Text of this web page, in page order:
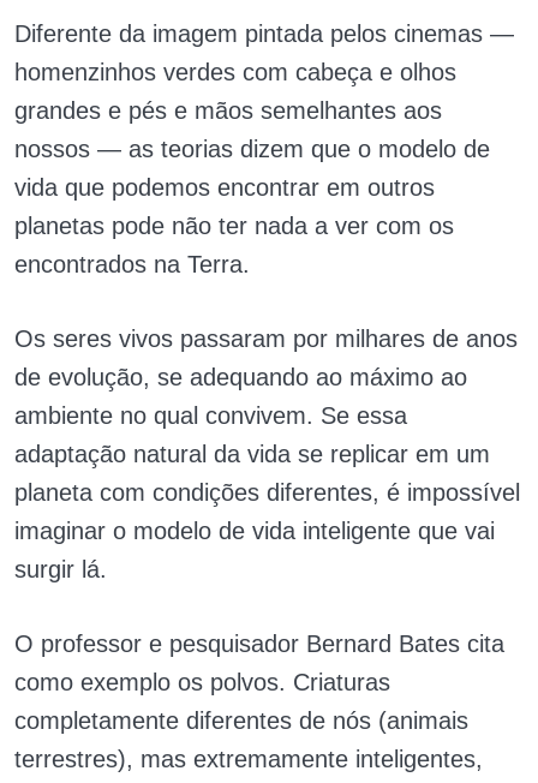
Diferente da imagem pintada pelos cinemas —
homenzinhos verdes com cabeça e olhos
grandes e pés e mãos semelhantes aos
nossos — as teorias dizem que o modelo de
vida que podemos encontrar em outros
planetas pode não ter nada a ver com os
encontrados na Terra.
Os seres vivos passaram por milhares de anos
de evolução, se adequando ao máximo ao
ambiente no qual convivem. Se essa
adaptação natural da vida se replicar em um
planeta com condições diferentes, é impossível
imaginar o modelo de vida inteligente que vai
surgir lá.
O professor e pesquisador Bernard Bates cita
como exemplo os polvos. Criaturas
completamente diferentes de nós (animais
terrestres), mas extremamente inteligentes,